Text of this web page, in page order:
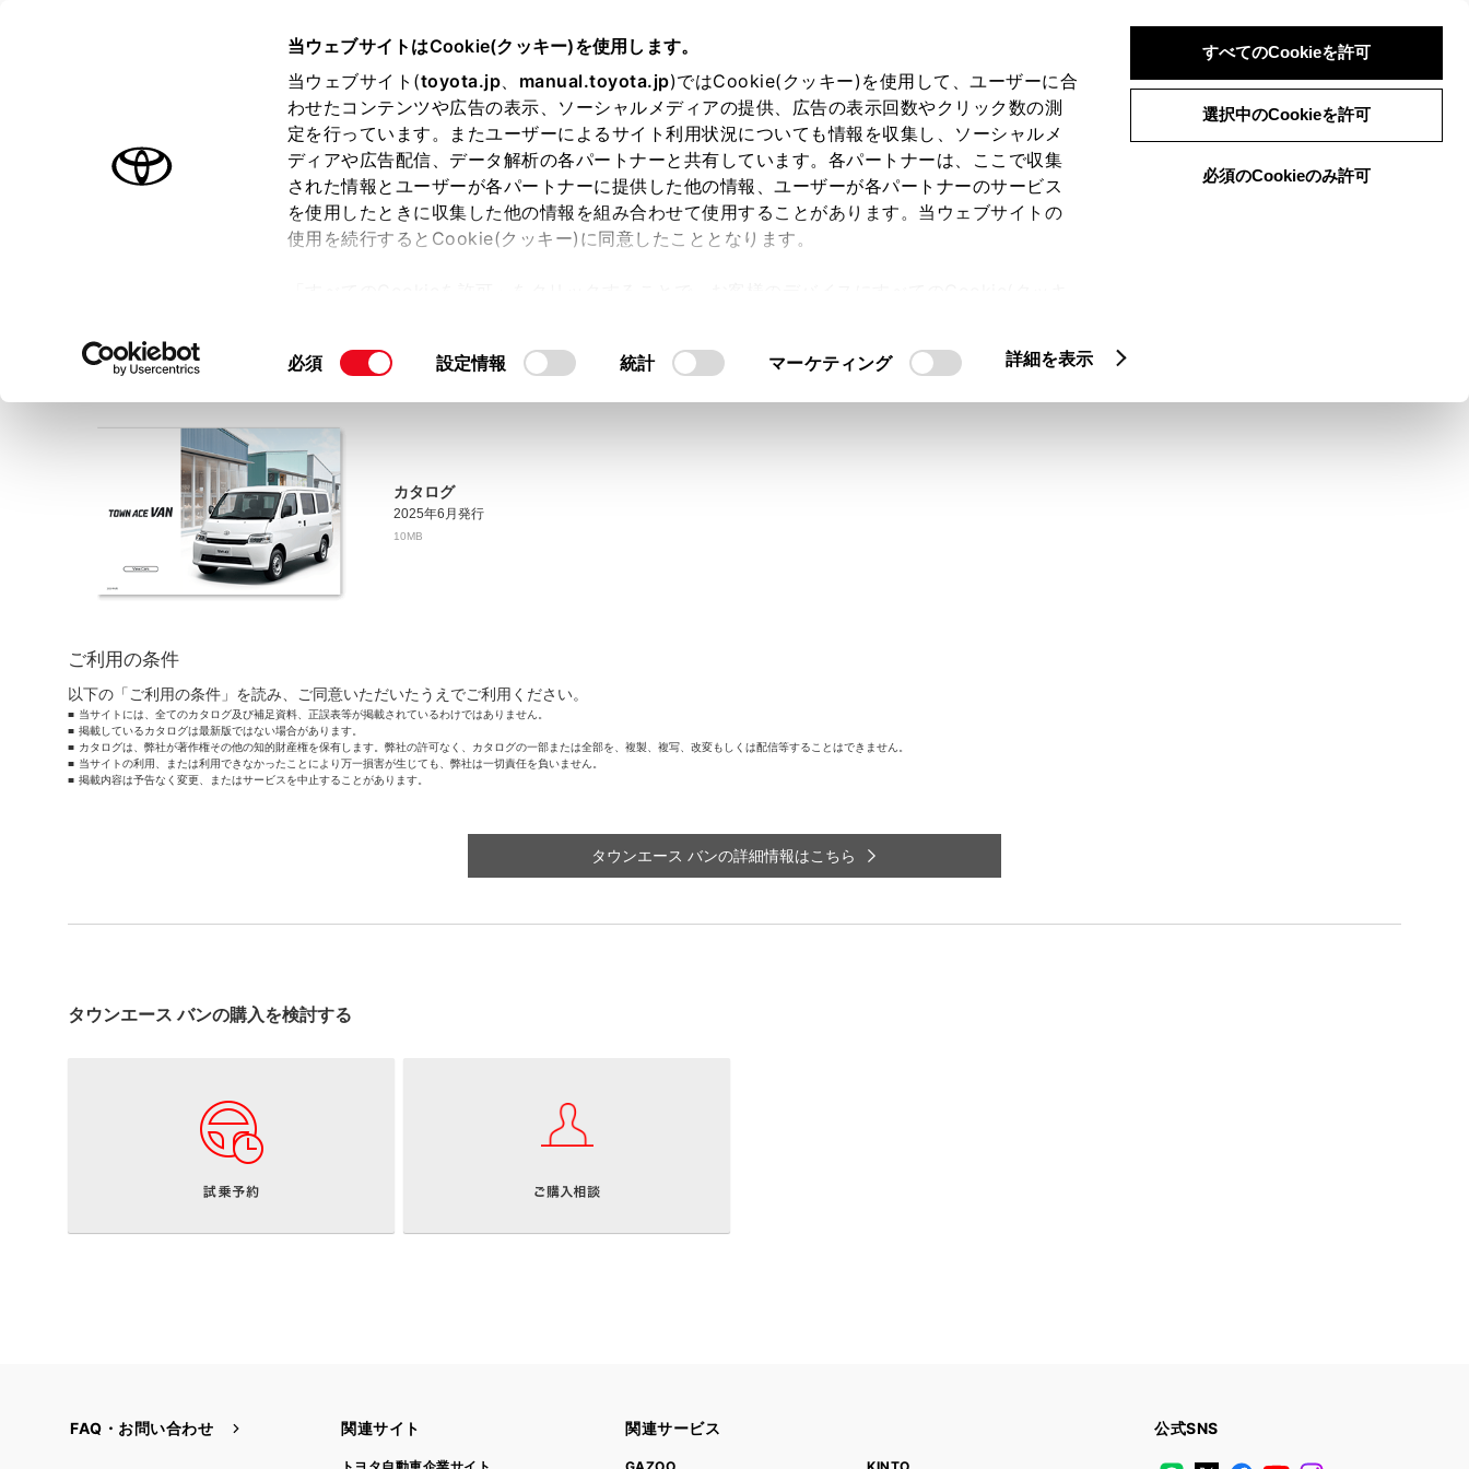
当ウェブサイトはCookie(クッキー)を使用します。
当ウェブサイト(toyota.jp、 manual.toyota.jp)ではCookie(クッキー)を使用して、ユーザーに合
わせたコンテンツや広告の表示、ソーシャルメディアの提供、広告の表示回数やクリック数の測
定を行っています。またユーザーによるサイト利用状況についても情報を収集し、ソーシャルメ
ディアや広告配信、データ解析の各パートナーと共有しています。各パートナーは、ここで収集
された情報とユーザーが各パートナーに提供した他の情報、ユーザーが各パートナーのサービス
を使用したときに収集した他の情報を組み合わせて使用することがあります。当ウェブサイトの
使用を続行するとCookie(クッキー)に同意したこととなります。
て」をご覧ください。
同
択
必須 設定情報 統計 マーケティング 詳細を表示
すべてのCookieを許可
選択中のCookieを許可
必須のCookieのみ許可
ログイン 検索 メニュー
オーナーサポート トピックス
WEBカタログ
※ページでご覧いただけるカタログは、PDF形式となります。
カタログ
2025年6月発行
10MB
ご利用の条件
以下の「ご利用の条件」を読み、ご同意いただいたうえでご利用ください。
当サイトには、全てのカタログ及び補足資料、正誤表等が掲載されているわけではありません。
掲載しているカタログは最新版ではない場合があります。
カタログは、弊社が著作権その他の知的財産権を保有します。弊社の許可なく、カタログの一部または全部を、複製、複写、改変もしくは配信等することはできません。
当サイトの利用、または利用できなかったことにより万一損害が生じても、弊社は一切責任を負いません。
掲載内容は予告なく変更、またはサービスを中止することがあります。
タウンエース バンの詳細情報はこちら
タウンエース バンの購入を検討する
FAQ・お問い合わせ 関連サイト 関連サービス
公式SNS
LINE
X FacebookYouTube